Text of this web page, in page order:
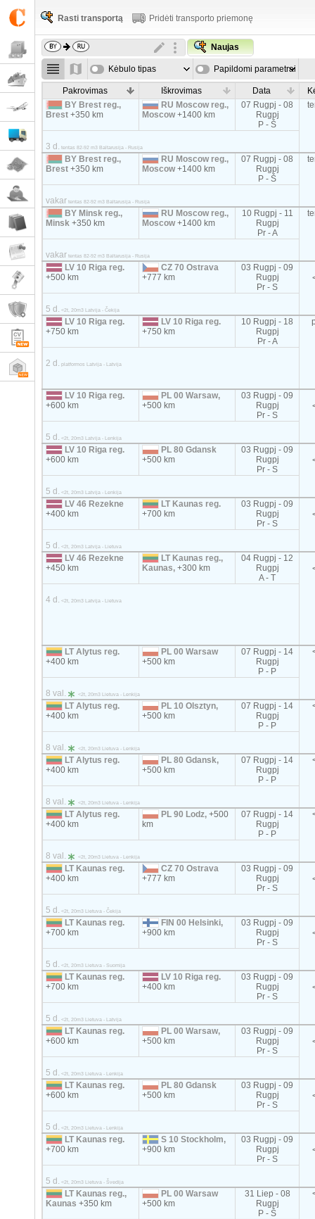
Rasti transportą Pridėti transporto priemonę
Naujas
Kėbulo tipas Papildomi parametrai
Pakrovimas Iškrovimas Data
BY Brest reg.,
Brest+350 km
RU Moscow reg.,
Moscow+1400 km
07 Rugpj - 08
Rugpj
P - Š
3 d. tentas 82-92 m3 Baltarusija - Rusija
BY Brest reg.,
Brest+350 km
RU Moscow reg.,
Moscow+1400 km
07 Rugpj - 08
Rugpj
P - Š
vakar tentas 82-92 m3 Baltarusija - Rusija
BY Minsk reg.,
Minsk+350 km
RU Moscow reg.,
Moscow+1400 km
10 Rugpj - 11
Rugpj
Pr - A
vakar tentas 82-92 m3 Baltarusija - Rusija
LV 10 Riga reg.
+500 km
CZ 70 Ostrava
+777 km
03 Rugpj - 09
Rugpj
Pr - S
5 d. <2t, 20m3 Latvija - Čekija
LV 10 Riga reg.
+750 km
LV 10 Riga reg.
+750 km
10 Rugpj - 18
Rugpj
Pr - A
2 d. platformos Latvija - Latvija
LV 10 Riga reg.
+600 km
PL 00 Warsaw,
+500 km
03 Rugpj - 09
Rugpj
Pr - S
5 d. <2t, 20m3 Latvija - Lenkija
LV 10 Riga reg.
+600 km
PL 80 Gdansk
+500 km
03 Rugpj - 09
Rugpj
Pr - S
5 d. <2t, 20m3 Latvija - Lenkija
LV 46 Rezekne
+400 km
LT Kaunas reg.
+700 km
03 Rugpj - 09
Rugpj
Pr - S
5 d. <2t, 20m3 Latvija - Lietuva
LV 46 Rezekne
+450 km
LT Kaunas reg.,
Kaunas,+300 km
04 Rugpj - 12
Rugpj
A - T
4 d. <2t, 20m3 Latvija - Lietuva
LT Alytus reg.
+400 km
PL 00 Warsaw
+500 km
07 Rugpj - 14
Rugpj
P - P
8 val. <2t, 20m3 Lietuva - Lenkija
LT Alytus reg.
+400 km
PL 10 Olsztyn,
+500 km
07 Rugpj - 14
Rugpj
P - P
8 val. <2t, 20m3 Lietuva - Lenkija
LT Alytus reg.
+400 km
PL 80 Gdansk,
+500 km
07 Rugpj - 14
Rugpj
P - P
8 val. <2t, 20m3 Lietuva - Lenkija
LT Alytus reg.
+400 km
PL 90 Lodz,+500
km
07 Rugpj - 14
Rugpj
P - P
8 val. <2t, 20m3 Lietuva - Lenkija
LT Kaunas reg.
+400 km
CZ 70 Ostrava
+777 km
03 Rugpj - 09
Rugpj
Pr - S
5 d. <2t, 20m3 Lietuva - Čekija
LT Kaunas reg.
+700 km
FIN 00 Helsinki,
+900 km
03 Rugpj - 09
Rugpj
Pr - S
5 d. <2t, 20m3 Lietuva - Suomija
LT Kaunas reg.
+700 km
LV 10 Riga reg.
+400 km
03 Rugpj - 09
Rugpj
Pr - S
5 d. <2t, 20m3 Lietuva - Latvija
LT Kaunas reg.
+600 km
PL 00 Warsaw,
+500 km
03 Rugpj - 09
Rugpj
Pr - S
5 d. <2t, 20m3 Lietuva - Lenkija
LT Kaunas reg.
+600 km
PL 80 Gdansk
+500 km
03 Rugpj - 09
Rugpj
Pr - S
5 d. <2t, 20m3 Lietuva - Lenkija
LT Kaunas reg.
+700 km
S 10 Stockholm,
+900 km
03 Rugpj - 09
Rugpj
Pr - S
5 d. <2t, 20m3 Lietuva - Švedija
LT Kaunas reg.,
Kaunas+350 km
PL 00 Warsaw
+500 km
31 Liep - 08
Rugpj
P - Š